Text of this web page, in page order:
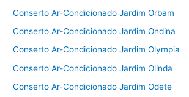
Conserto Ar-Condicionado Jardim Orbam
Conserto Ar-Condicionado Jardim Ondina
Conserto Ar-Condicionado Jardim Olympia
Conserto Ar-Condicionado Jardim Olinda
Conserto Ar-Condicionado Jardim Odete